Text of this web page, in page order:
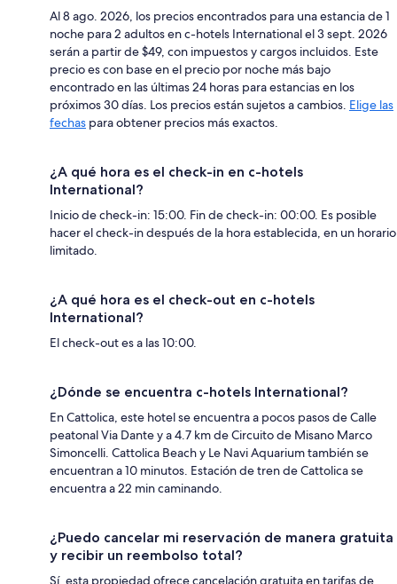
Al 8 ago. 2026, los precios encontrados para una estancia de 1
noche para 2 adultos en c-hotels International el 3 sept. 2026
serán a partir de $49, con impuestos y cargos incluidos. Este
precio es con base en el precio por noche más bajo
encontrado en las últimas 24 horas para estancias en los
próximos 30 días. Los precios están sujetos a cambios. Elige las
fechas para obtener precios más exactos.
¿A qué hora es el check-in en c-hotels
International?
Inicio de check-in: 15:00. Fin de check-in: 00:00. Es posible
hacer el check-in después de la hora establecida, en un horario
limitado.
¿A qué hora es el check-out en c-hotels
International?
El check-out es a las 10:00.
¿Dónde se encuentra c-hotels International?
En Cattolica, este hotel se encuentra a pocos pasos de Calle
peatonal Via Dante y a 4.7 km de Circuito de Misano Marco
Simoncelli. Cattolica Beach y Le Navi Aquarium también se
encuentran a 10 minutos. Estación de tren de Cattolica se
encuentra a 22 min caminando.
¿Puedo cancelar mi reservación de manera gratuita
y recibir un reembolso total?
Sí, esta propiedad ofrece cancelación gratuita en tarifas de